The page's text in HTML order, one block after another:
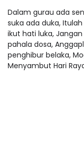
Dalam gurau ada
suka ada duka,
ikut hati luka,
pahala dosa,
penghibur belaka,
Menyambut Hari